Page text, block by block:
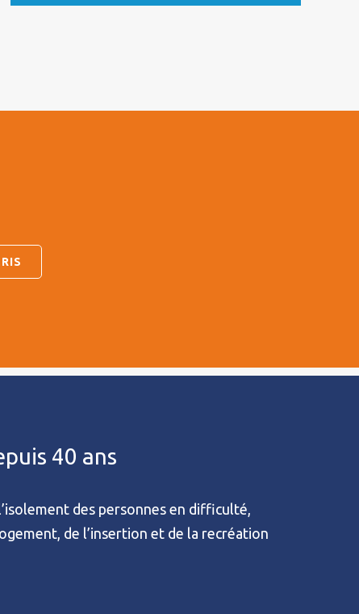
40 ans
des personnes en difficulté,
de l’insertion et de la recréation